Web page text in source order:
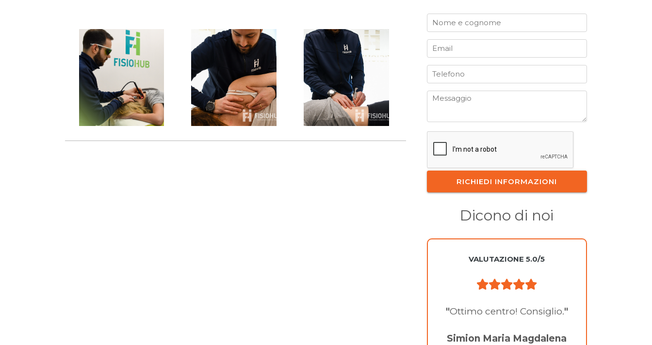
Dicono di noi
VALUTAZIONE 5.0/5
"Ottimo centro! Consiglio."
Simion Maria Magdalena